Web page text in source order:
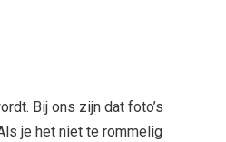
Bij ons zijn dat foto’s
je het niet te rommelig